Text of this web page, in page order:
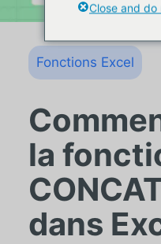
Fonctions Excel
la
dans
Close and